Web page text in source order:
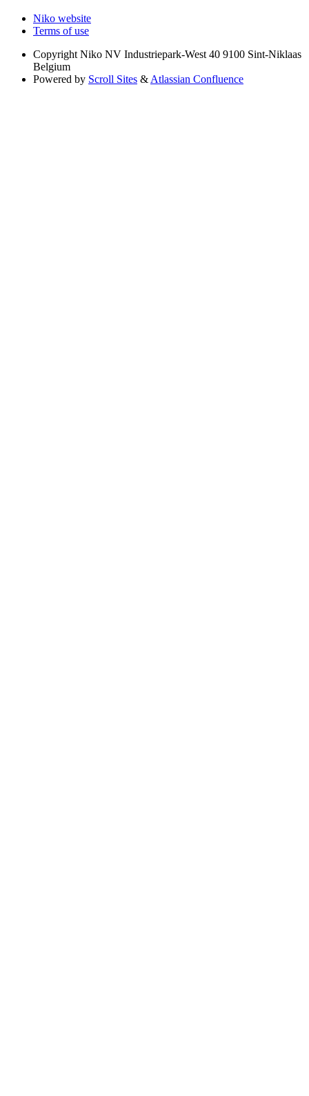
Niko website
Terms of use
Copyright Niko NV Industriepark-West 40 9100 Sint-Niklaas
Belgium
Powered by Scroll Sites & Atlassian Confluence